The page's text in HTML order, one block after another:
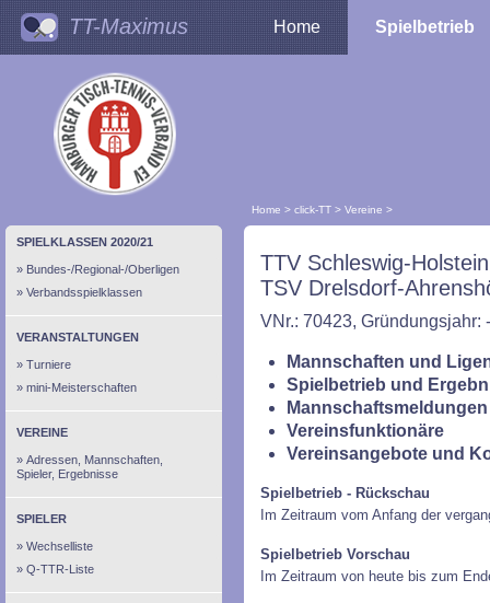
TT-Maximus Home Spielbetrieb
Home > click-TT > Vereine >
SPIELKLASSEN 2020/21
Bundes-/Regional-/Oberligen
Verbandsspielklassen
VERANSTALTUNGEN
Turniere
mini-Meisterschaften
VEREINE
Adressen, Mannschaften,
Spieler, Ergebnisse
SPIELER
Wechselliste
Q-TTR-Liste
TTV Schleswig-Holstein
TSV Drelsdorf-
VNr.: 70423, Gründungsjahr: -
Mannschaften und
Spielbetrieb und
Vereinsfunktionäre
Vereinsangebote und
Spielbetrieb - Rückschau
Im Zeitraum vom Anfang der
Spielbetrieb Vorschau
Im Zeitraum von heute bis zum